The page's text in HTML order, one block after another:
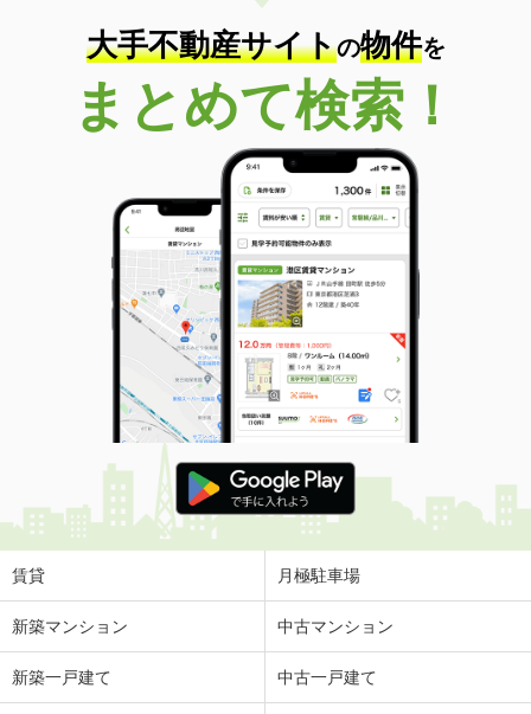
大手不動産サイトの物件を
まとめて検索！
賃貸 月極駐車場
新築マンション 中古マンション
新築一戸建て 中古一戸建て